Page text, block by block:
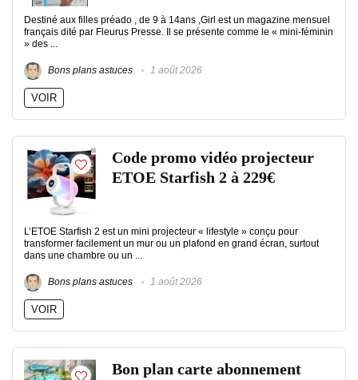
Destiné aux filles préado , de 9 à 14ans ,Girl est un magazine mensuel
français dité par Fleurus Presse. Il se présente comme le « mini-féminin
» des ...
Bons plans astuces 1 août 2026
VOIR
Code promo vidéo projecteur
ETOE Starfish 2 à 229€
L’ETOE Starfish 2 est un mini projecteur « lifestyle » conçu pour
transformer facilement un mur ou un plafond en grand écran, surtout
dans une chambre ou un ...
Bons plans astuces 1 août 2026
VOIR
Bon plan carte abonnement